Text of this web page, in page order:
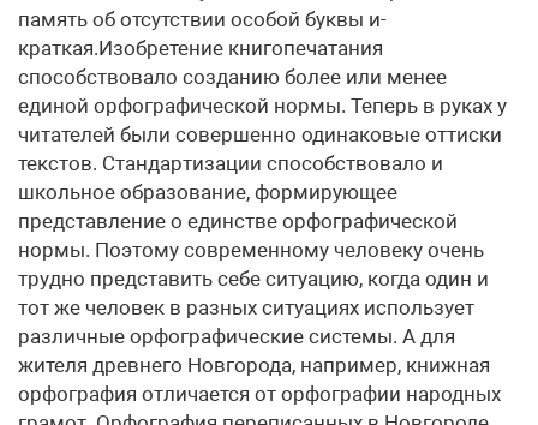
память об отсутствии особой буквы и-
краткая.Изобретение книгопечатания
способствовало созданию более или менее
единой орфографической нормы. Теперь в руках у
читателей были совершенно одинаковые оттиски
текстов. Стандартизации способствовало и
школьное образование, формирующее
представление о единстве орфографической
нормы. Поэтому современному человеку очень
трудно представить себе ситуацию, когда один и
тот же человек в разных ситуациях использует
различные орфографические системы. А для
жителя древнего Новгорода, например, книжная
орфография отличается от орфографии народных